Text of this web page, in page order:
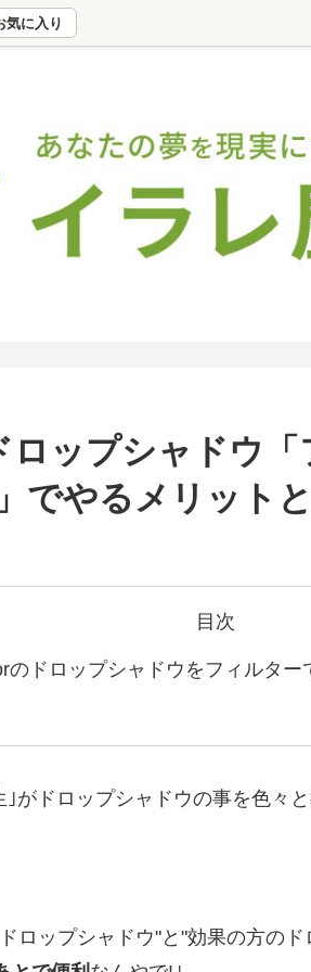
気に入り
ップシャドウ「
でやるメリット
目次
のドロップシャドウをフィルター
｣がドロップシャドウの事を色々
ロップシャドウ"と"効果の方の